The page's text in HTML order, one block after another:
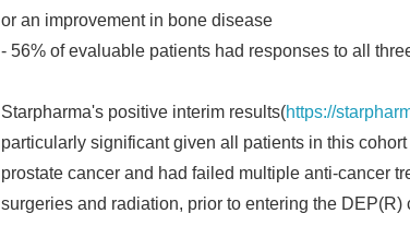
or an improvement in bone disease
- 56% of evaluable patients had responses to all
Starpharma's positive interim results(https://
particularly significant given all patients in this
prostate cancer and had failed multiple anti-cancer
surgeries and radiation, prior to entering the DEP(R)